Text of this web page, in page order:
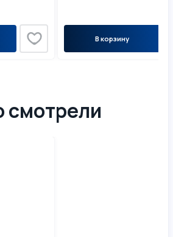
В корзину
смотрели